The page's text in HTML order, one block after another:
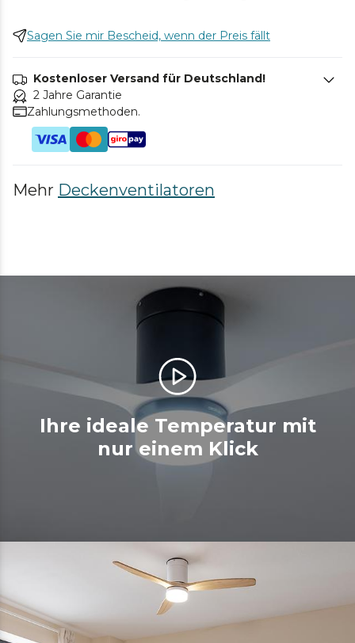
Sagen Sie mir Bescheid, wenn der Preis fällt
Kostenloser Versand für Deutschland!
2 Jahre Garantie
Zahlungsmethoden.
Mehr Deckenventilatoren
Ihre ideale Temperatur mit
nur einem Klick